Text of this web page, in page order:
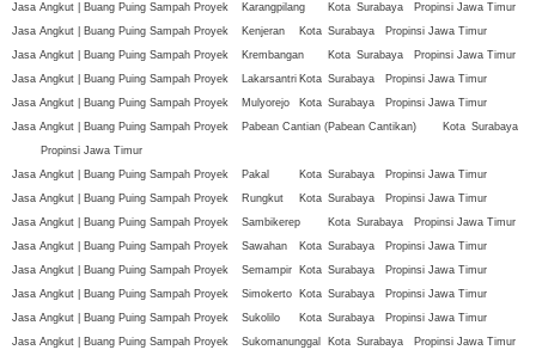
Jasa Angkut | Buang Puing Sampah Proyek
Karangpilang Kota Surabaya
Propinsi Jawa Timur
Jasa Angkut | Buang Puing Sampah Proyek
Kenjeran Kota Surabaya
Propinsi Jawa Timur
Jasa Angkut | Buang Puing Sampah Proyek
Krembangan Kota Surabaya
Propinsi Jawa Timur
Jasa Angkut | Buang Puing Sampah Proyek
Lakarsantri Kota Surabaya
Propinsi Jawa Timur
Jasa Angkut | Buang Puing Sampah Proyek
Mulyorejo Kota Surabaya
Propinsi Jawa Timur
Jasa Angkut | Buang Puing Sampah Proyek
Pabean Cantian (Pabean Cantikan) Kota Surabaya
Propinsi Jawa Timur
Jasa Angkut | Buang Puing Sampah Proyek
Pakal Kota Surabaya
Propinsi Jawa Timur
Jasa Angkut | Buang Puing Sampah Proyek
Rungkut Kota Surabaya
Propinsi Jawa Timur
Jasa Angkut | Buang Puing Sampah Proyek
Sambikerep Kota Surabaya
Propinsi Jawa Timur
Jasa Angkut | Buang Puing Sampah Proyek
Sawahan Kota Surabaya
Propinsi Jawa Timur
Jasa Angkut | Buang Puing Sampah Proyek
Semampir Kota Surabaya
Propinsi Jawa Timur
Jasa Angkut | Buang Puing Sampah Proyek
Simokerto Kota Surabaya
Propinsi Jawa Timur
Jasa Angkut | Buang Puing Sampah Proyek
Sukolilo Kota Surabaya
Propinsi Jawa Timur
Jasa Angkut | Buang Puing Sampah Proyek
Sukomanunggal Kota Surabaya
Propinsi Jawa Timur